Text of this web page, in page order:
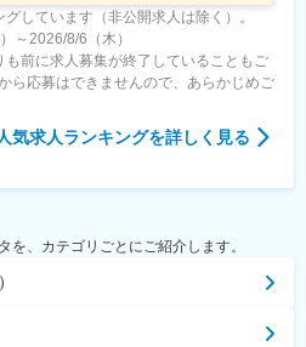
しています（非公開求人は除く）。
～2026/8/6（木）
前に求人募集が終了していることもご
ら応募はできませんので、あらかじめご
気求人ランキングを詳しく見る
、カテゴリごとにご紹介します。